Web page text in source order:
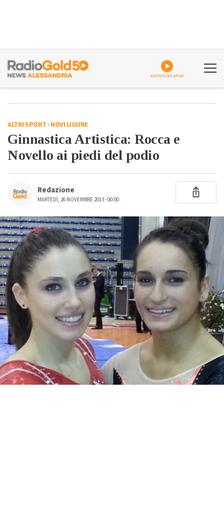
ASCOLTA GOLDPLAY
ALTRI SPORT-NOVI LIGURE
Ginnastica Artistica: Rocca e
Novello ai piedi del podio
Redazione
MARTEDÌ, 26 NOVEMBRE 2013 - 00:00